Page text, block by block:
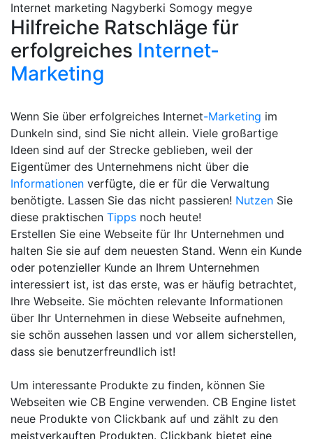
Internet marketing Nagyberki Somogy megye
Hilfreiche Ratschläge für
erfolgreiches Internet-
Marketing
Wenn Sie über erfolgreiches Internet-Marketing im
Dunkeln sind, sind Sie nicht allein. Viele großartige
Ideen sind auf der Strecke geblieben, weil der
Eigentümer des Unternehmens nicht über die
Informationen verfügte, die er für die Verwaltung
benötigte. Lassen Sie das nicht passieren! Nutzen Sie
diese praktischen Tipps noch heute!
Erstellen Sie eine Webseite für Ihr Unternehmen und
halten Sie sie auf dem neuesten Stand. Wenn ein Kunde
oder potenzieller Kunde an Ihrem Unternehmen
interessiert ist, ist das erste, was er häufig betrachtet,
Ihre Webseite. Sie möchten relevante Informationen
über Ihr Unternehmen in diese Webseite aufnehmen,
sie schön aussehen lassen und vor allem sicherstellen,
dass sie benutzerfreundlich ist!
Um interessante Produkte zu finden, können Sie
Webseiten wie CB Engine verwenden. CB Engine listet
neue Produkte von Clickbank auf und zählt zu den
meistverkauften Produkten. Clickbank bietet eine